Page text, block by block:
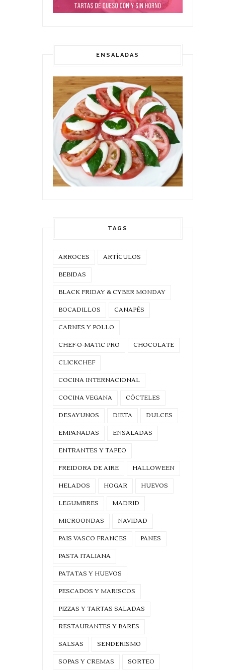
ENSALADAS
TAGS
ARROCES ARTÍCULOS
BEBIDAS
BLACK FRIDAY & CYBER MONDAY
BOCADILLOS CANAPÉS
CARNES Y POLLO
CHEF-O-MATIC PRO CHOCOLATE
CLICKCHEF
COCINA INTERNACIONAL
COCINA VEGANA CÓCTELES
DESAYUNOS DIETA DULCES
EMPANADAS ENSALADAS
ENTRANTES Y TAPEO
FREIDORA DE AIRE HALLOWEEN
HELADOS HOGAR HUEVOS
LEGUMBRES MADRID
MICROONDAS NAVIDAD
PAIS VASCO FRANCES PANES
PASTA ITALIANA
PATATAS Y HUEVOS
PESCADOS Y MARISCOS
PIZZAS Y TARTAS SALADAS
RESTAURANTES Y BARES
SALSAS SENDERISMO
SOPAS Y CREMAS SORTEO